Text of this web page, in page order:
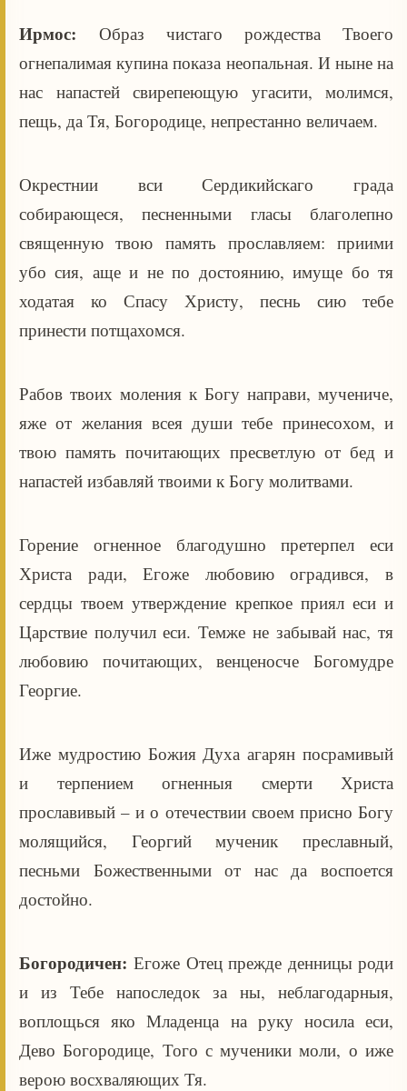
Ирмос: Образ чистаго рождества Твоего
огнепалимая купина показа неопальная. И ныне на
нас напастей свирепеющую угасити, молимся,
пещь, да Тя, Богородице, непрестанно величаем.
Окрестнии вси Сердикийскаго града
собирающеся, песненными гласы благолепно
священную твою память прославляем: приими
убо сия, аще и не по достоянию, имуще бо тя
ходатая ко Спасу Христу, песнь сию тебе
принести потщахомся.
Рабов твоих моления к Богу направи, мучениче,
яже от желания всея души тебе принесохом, и
твою память почитающих пресветлую от бед и
напастей избавляй твоими к Богу молитвами.
Горение огненное благодушно претерпел еси
Христа ради, Егоже любовию оградився, в
сердцы твоем утверждение крепкое приял еси и
Царствие получил еси. Темже не забывай нас, тя
любовию почитающих, венценосче Богомудре
Георгие.
Иже мудростию Божия Духа агарян посрамивый
и терпением огненныя смерти Христа
прославивый – и о отечествии своем присно Богу
молящийся, Георгий мученик преславный,
песньми Божественными от нас да воспоется
достойно.
Богородичен:Егоже Отец прежде денницы роди
и из Тебе напоследок за ны, неблагодарныя,
воплощься яко Младенца на руку носила еси,
Дево Богородице, Того с мученики моли, о иже
верою восхваляющих Тя.